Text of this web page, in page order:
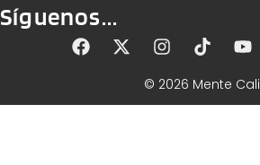
Síguenos...
© 2026 Mente Cali